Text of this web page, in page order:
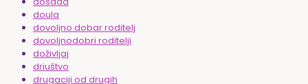
doula
dovoljno dobar roditelj
dovoljnodobri roditelji
doživljaj
driuštvo
drugaciji od drugih